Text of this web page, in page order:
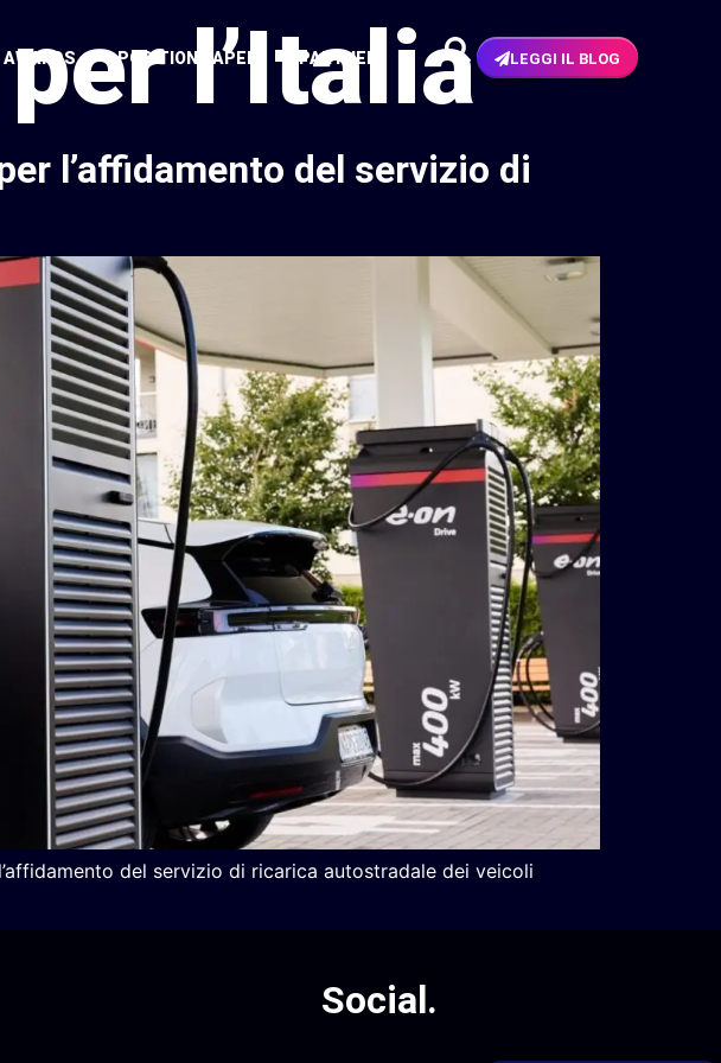
AWARDS POSITION PAPER PARTNER LEGGI IL BLOG
l’Italia
l’affidamento del servizio di
del servizio di ricarica autostradale dei veicoli
Social .